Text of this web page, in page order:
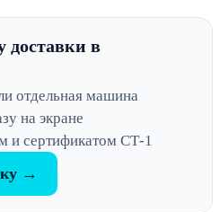
доставки в
отдельная машина
на экране
и сертификатом СТ-1
→